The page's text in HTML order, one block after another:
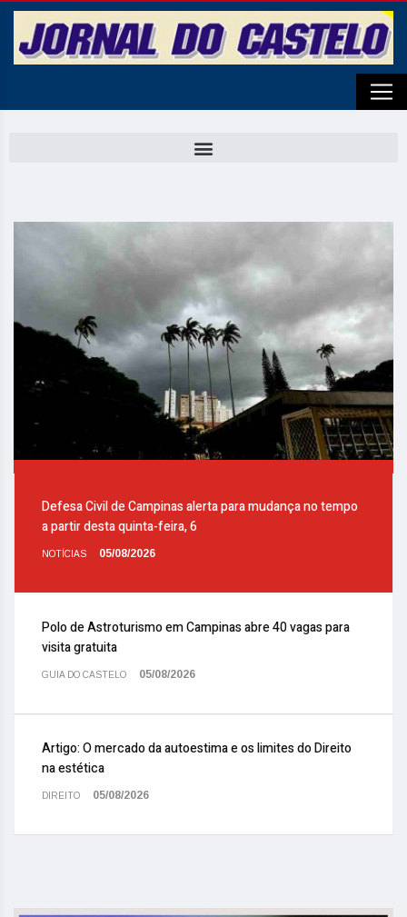
Defesa Civil de Campinas alerta para mudança no tempo
a partir desta quinta-feira, 6
NOTÍCIAS 05/08/2026
Polo de Astroturismo em Campinas abre 40 vagas para
visita gratuita
GUIA DO CASTELO 05/08/2026
Artigo: O mercado da autoestima e os limites do Direito
na estética
DIREITO 05/08/2026